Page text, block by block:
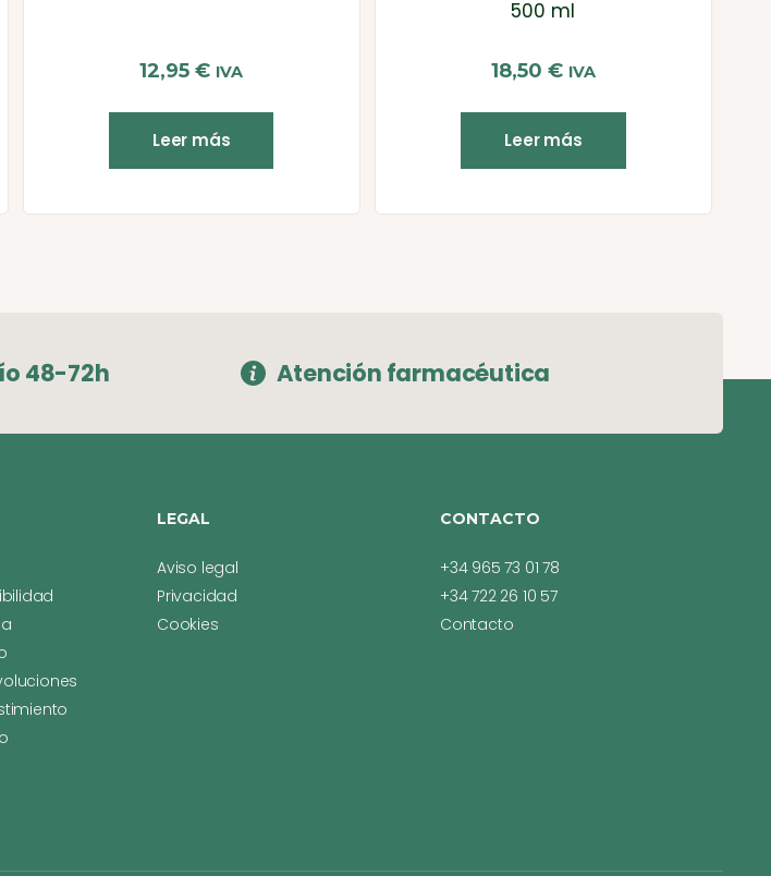
12,95€ IVA
Leer más
500 ml
18,50 € IVA
Leer más
48-72h Atención farmacéutica
LEGAL
Aviso legal
Privacidad
Cookies
CONTACTO
+34 965 73 01 78
+34 722 26 10 57
Contacto